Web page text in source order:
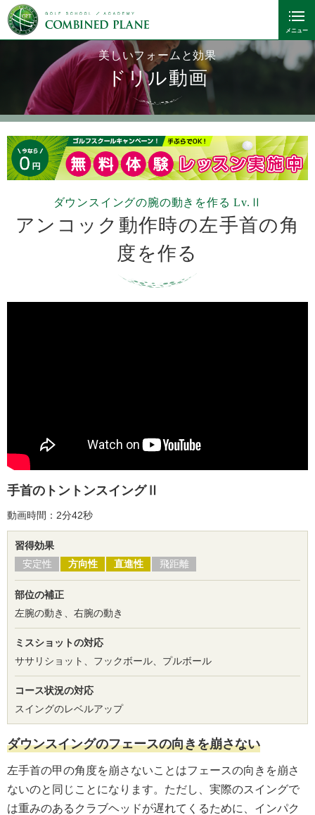
美しいフォームと効果
ドリル動画
ダウンスイングの腕の動きを作る Lv.Ⅱ
アンコック動作時の左手首の角
度を作る
手首のトントンスイングⅡ
動画時間：2分42秒
習得効果
安定性
方向性 直進性 飛距離
部位の補正
左腕の動き、右腕の動き
ミスショットの対応
ササリショット、フックボール、プルボール
コース状況の対応
スイングのレベルアップ
ダウンスイングのフェースの向きを崩さない
左手首の甲の角度を崩さないことはフェースの向きを崩さ
ないのと同じことになります。ただし、実際のスイングで
は重みのあるクラブヘッドが遅れてくるために、インパク